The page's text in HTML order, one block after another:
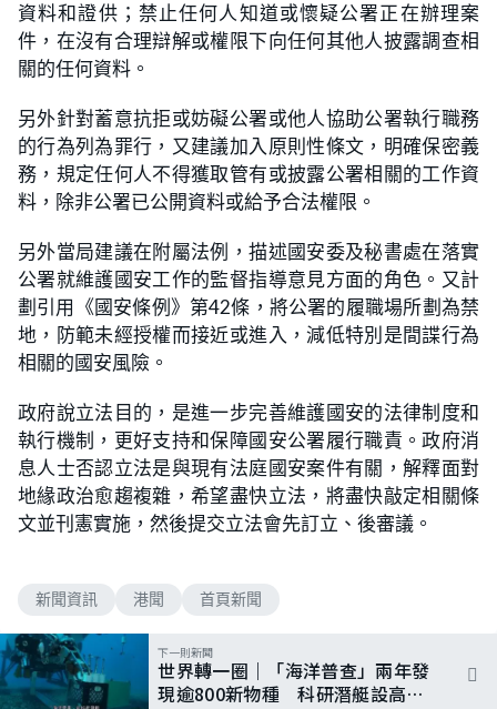
資料和證供；禁止任何人知道或懷疑公署正在辦理案
件，在沒有合理辯解或權限下向任何其他人披露調查相
關的任何資料。
另外針對蓄意抗拒或妨礙公署或他人協助公署執行職務
的行為列為罪行，又建議加入原則性條文，明確保密義
務，規定任何人不得獲取管有或披露公署相關的工作資
料，除非公署已公開資料或給予合法權限。
另外當局建議在附屬法例，描述國安委及秘書處在落實
公署就維護國安工作的監督指導意見方面的角色。又計
劃引用《國安條例》第42條，將公署的履職場所劃為禁
地，防範未經授權而接近或進入，減低特別是間諜行為
相關的國安風險。
政府說立法目的，是進一步完善維護國安的法律制度和
執行機制，更好支持和保障國安公署履行職責。政府消
息人士否認立法是與現有法庭國安案件有關，解釋面對
地緣政治愈趨複雜，希望盡快立法，將盡快敲定相關條
文並刊憲實施，然後提交立法會先訂立、後審議。
新聞資訊 港聞 首頁新聞
下一則新聞
世界轉一圈｜「海洋普查」兩年發
現逾800新物種 科研潛艇設高科